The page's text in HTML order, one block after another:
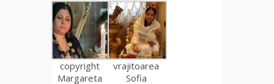
copyright
Margareta
vrajitoarea
Sofia